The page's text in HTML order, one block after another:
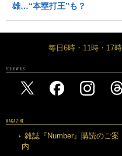
雄…“本塁打王”も？
毎日6時・11時・17
FOLLOW US
MAGAZINE
雑誌『Number』購読のご案
内